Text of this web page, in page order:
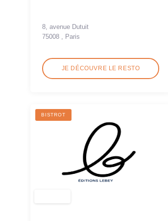
8, avenue Dutuit
75008 , Paris
JE DÉCOUVRE LE RESTO
BISTROT